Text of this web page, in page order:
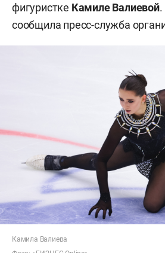
фигуристке Камиле Валиевой.
сообщила пресс-служба
Камила Валиева